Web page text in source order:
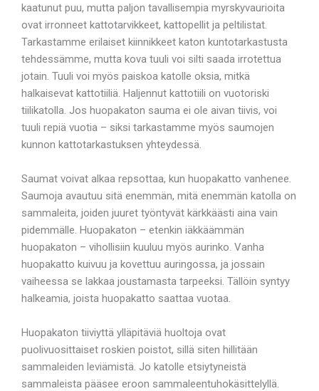
kaatunut puu, mutta paljon tavallisempia myrskyvaurioita
ovat irronneet kattotarvikkeet, kattopellit ja peltilistat.
Tarkastamme erilaiset kiinnikkeet katon kuntotarkastusta
tehdessämme, mutta kova tuuli voi silti saada irrotettua
jotain. Tuuli voi myös paiskoa katolle oksia, mitkä
halkaisevat kattotiiliä. Haljennut kattotiili on vuotoriski
tiilikatolla. Jos huopakaton sauma ei ole aivan tiivis, voi
tuuli repiä vuotia – siksi tarkastamme myös saumojen
kunnon kattotarkastuksen yhteydessä.
Saumat voivat alkaa repsottaa, kun huopakatto vanhenee.
Saumoja avautuu sitä enemmän, mitä enemmän katolla on
sammaleita, joiden juuret työntyvät kärkkäästi aina vain
pidemmälle. Huopakaton – etenkin iäkkäämmän
huopakaton – vihollisiin kuuluu myös aurinko. Vanha
huopakatto kuivuu ja kovettuu auringossa, ja jossain
vaiheessa se lakkaa joustamasta tarpeeksi. Tällöin syntyy
halkeamia, joista huopakatto saattaa vuotaa.
Huopakaton tiiviyttä ylläpitäviä huoltoja ovat
puolivuosittaiset roskien poistot, sillä siten hillitään
sammaleiden leviämistä. Jo katolle etsiytyneistä
sammaleista pääsee eroon sammaleentuhokäsittelyllä.